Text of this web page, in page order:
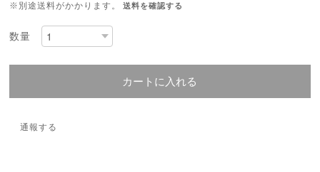
※別途送料がかかります。 送料を確認する
数量
カートに入れる
通報する